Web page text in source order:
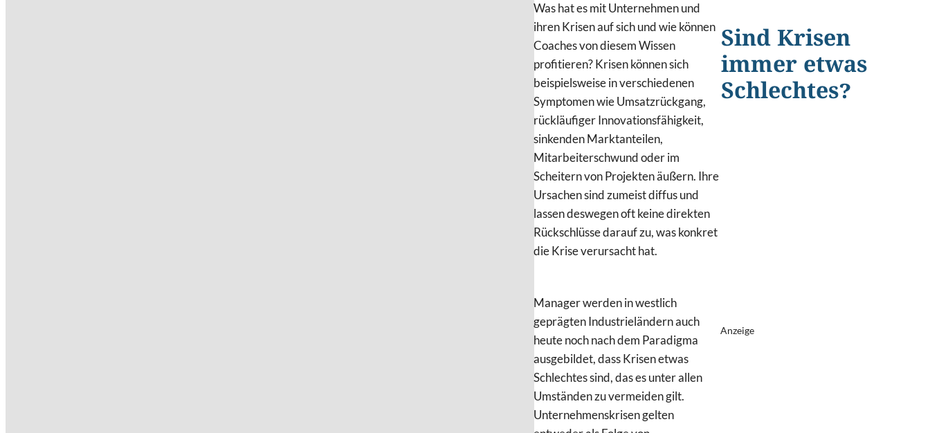
Was hat es mit Unternehmen und
ihren Krisen auf sich und wie können
Coaches von diesem Wissen
profitieren? Krisen können sich
beispielsweise in verschiedenen
Symptomen wie Umsatzrückgang,
rückläufiger Innovationsfähigkeit,
sinkenden Marktanteilen,
Mitarbeiterschwund oder im
Scheitern von Projekten äußern. Ihre
Ursachen sind zumeist diffus und
lassen deswegen oft keine direkten
Rückschlüsse darauf zu, was konkret
die Krise verursacht hat.
Sind Krisen
immer etwas
Schlechtes?
Manager werden in westlich
geprägten Industrieländern auch
heute noch nach dem Paradigma
ausgebildet, dass Krisen etwas
Schlechtes sind, das es unter allen
Umständen zu vermeiden gilt.
Unternehmenskrisen gelten
Anzeige